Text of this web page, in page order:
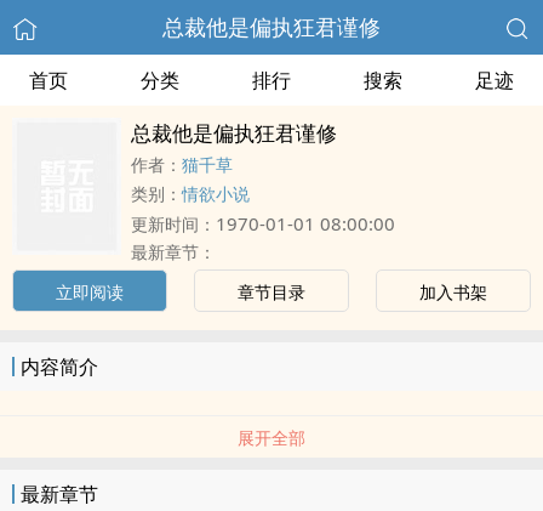
总裁他是偏执狂君谨修
首页 分类 排行 搜索 足迹
总裁他是偏执狂君谨修
作者： 猫千草
类别：情欲小说
更新时间： 1970-01-01 08:00:00
最新章节：
立即阅读
章节目录 加入书架
内容简介
展开全部
最新章节